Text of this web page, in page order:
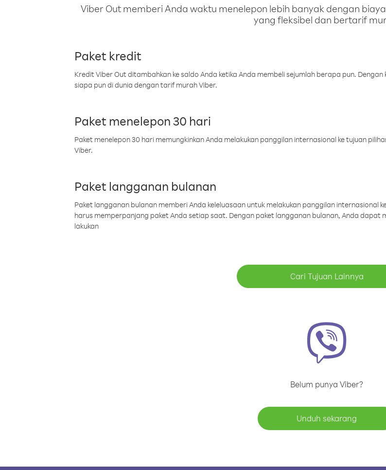
Viber Out memberi Anda waktu menelepon lebih banyak dengan
yang fleksibel dan bertarif
Paket kredit
Kredit Viber Out ditambahkan ke saldo Anda ketika Anda membeli sejumlah berapa pun.
siapa pun di dunia dengan tarif murah Viber.
Paket menelepon 30 hari
Paket menelepon 30 hari memungkinkan Anda melakukan panggilan internasional ke tujuan
Viber.
Paket langganan bulanan
Paket langganan bulanan memberi Anda keleluasaan untuk melakukan panggilan internasional
harus memperpanjang paket Anda setiap saat. Dengan paket langganan bulanan, Anda dapat
lakukan
Cari Tujuan Lainnya
Belum punya Viber?
Unduh sekarang